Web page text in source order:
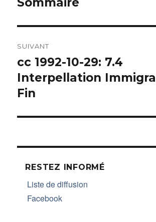
l’article
SUIVANT
Article
suivant :
cc 1992-10-29: 7.4
Interpellation
Fin
RESTEZ INFORMÉ
Liste de diffusion
Facebook